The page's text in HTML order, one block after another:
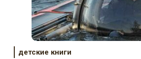
детские книги